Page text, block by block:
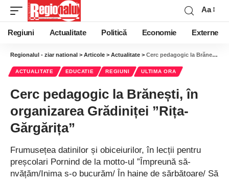
Aa
Regiuni Actualitate Politică Economie Externe
Regionalul - ziar national > Articole > Actualitate > Cerc pedagogic la Brănești, în organizarea Grădiniței ”Rița-Gărgărița”
ACTUALITATE EDUCATIE REGIUNI ULTIMA ORA
Cerc pedagogic la Brănești, în
organizarea Grădiniței ”Rița-
Gărgărița”
Frumusețea datinilor și obiceiurilor, în lecții pentru
preșcolari Pornind de la motto-ul ”Împreună să-
nvățăm/Inima s-o bucurăm/ În haine de sărbătoare/ Să